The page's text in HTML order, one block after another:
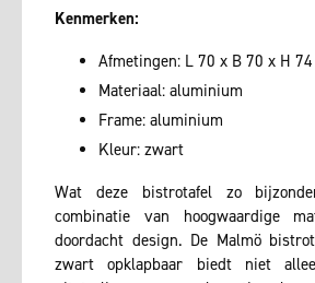
Kenmerken:
Afmetingen: L 70 x B 70 x H
Materiaal: aluminium
Frame: aluminium
Kleur: zwart
Wat deze bistrotafel zo
combinatie van hoogwaardige
doordacht design. De Malmö
zwart opklapbaar biedt niet